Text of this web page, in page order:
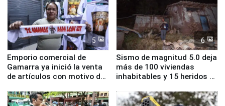
5
Emporio comercial de
Gamarra ya inició la venta
de artículos con motivo de
6
Sismo de magnitud 5.0 deja
más de 100 viviendas
inhabitables y 15 heridos en